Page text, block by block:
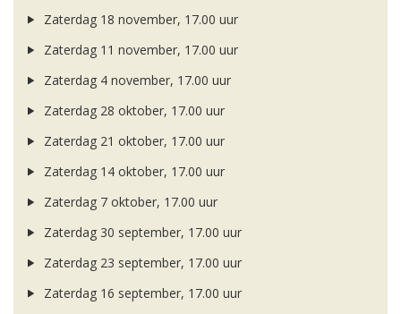
Zaterdag 18 november, 17.00 uur
Zaterdag 11 november, 17.00 uur
Zaterdag 4 november, 17.00 uur
Zaterdag 28 oktober, 17.00 uur
Zaterdag 21 oktober, 17.00 uur
Zaterdag 14 oktober, 17.00 uur
Zaterdag 7 oktober, 17.00 uur
Zaterdag 30 september, 17.00 uur
Zaterdag 23 september, 17.00 uur
Zaterdag 16 september, 17.00 uur